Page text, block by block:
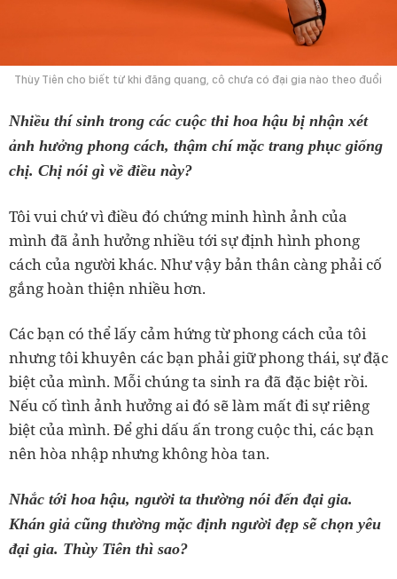
Thùy Tiên cho biết từ khi đăng quang, cô chưa có đại gia nào theo đuổi
Nhiều thí sinh trong các cuộc thi hoa hậu bị nhận xét
ảnh hưởng phong cách, thậm chí mặc trang phục giống
chị. Chị nói gì về điều này?
Tôi vui chứ vì điều đó chứng minh hình ảnh của
mình đã ảnh hưởng nhiều tới sự định hình phong
cách của người khác. Như vậy bản thân càng phải cố
gắng hoàn thiện nhiều hơn.
Các bạn có thể lấy cảm hứng từ phong cách của tôi
nhưng tôi khuyên các bạn phải giữ phong thái, sự đặc
biệt của mình. Mỗi chúng ta sinh ra đã đặc biệt rồi.
Nếu cố tình ảnh hưởng ai đó sẽ làm mất đi sự riêng
biệt của mình. Để ghi dấu ấn trong cuộc thi, các bạn
nên hòa nhập nhưng không hòa tan.
Nhắc tới hoa hậu, người ta thường nói đến đại gia.
Khán giả cũng thường mặc định người đẹp sẽ chọn yêu
đại gia. Thùy Tiên thì sao?